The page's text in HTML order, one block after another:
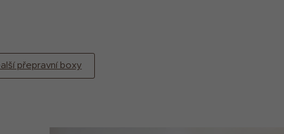
přepravní boxy